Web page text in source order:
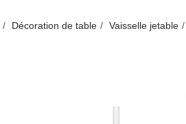
Décoration de table Vaisselle jetable